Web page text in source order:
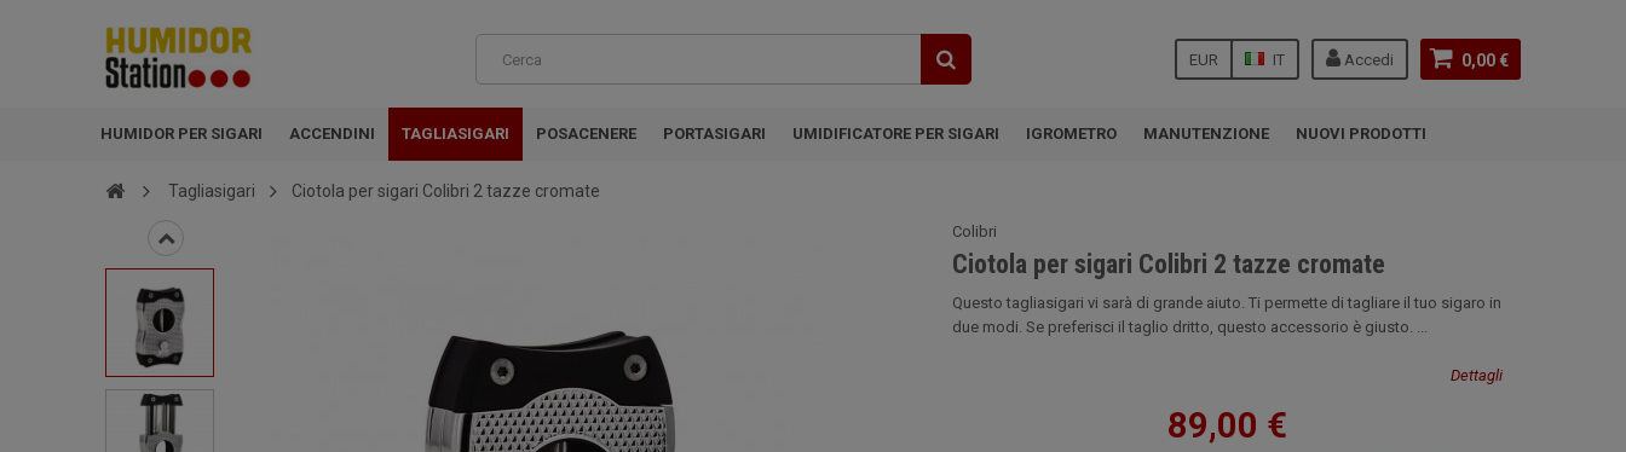
0,00 €
Accedi
IT
EUR
HUMIDOR PER SIGARI ACCENDINI TAGLIASIGARI POSACENERE PORTASIGARI UMIDIFICATORE PER SIGARI IGROMETRO MANUTENZIONE NUOVI PRODOTTI
Tagliasigari Ciotola per sigari Colibri 2 tazze cromate
Colibri
Ciotola per sigari Colibri 2 tazze cromate
Questo tagliasigari vi sarà di grande aiuto. Ti permette di tagliare il tuo sigaro in
due modi. Se preferisci il taglio dritto, questo accessorio è giusto. ...
Dettagli
89,00 €